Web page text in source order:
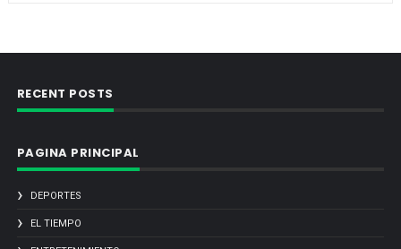
RECENT POSTS
PAGINA PRINCIPAL
DEPORTES
EL TIEMPO